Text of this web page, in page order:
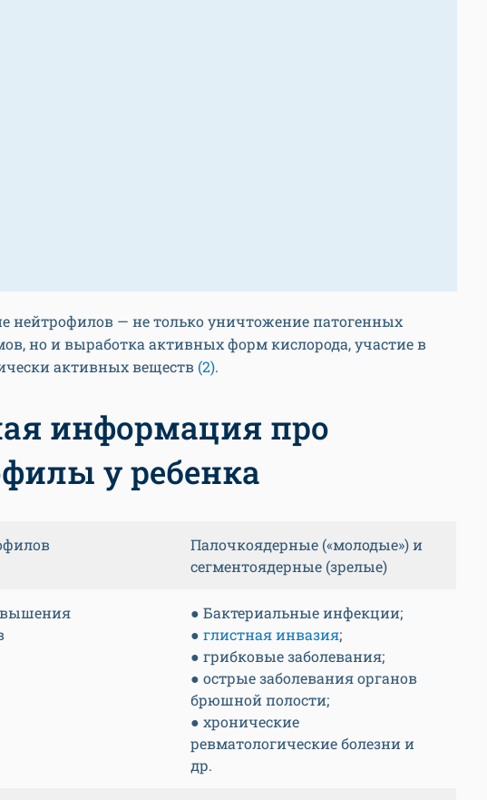
нейтрофилов — не только уничтожение патогенных
но и выработка активных форм кислорода, участие в
активных веществ (2).
информация про
у ребенка
Палочкоядерные («молодые») и
сегментоядерные (зрелые)
● Бактериальные инфекции;
● глистная инвазия;
● грибковые заболевания;
● острые заболевания органов
брюшной полости;
● хронические
ревматологические болезни и
др.